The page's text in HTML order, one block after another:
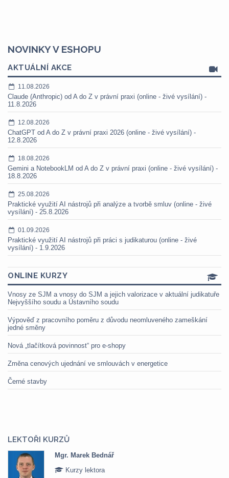
NOVINKY V ESHOPU
AKTUÁLNÍ AKCE
11.08.2026
Claude (Anthropic) od A do Z v právní praxi (online - živé vysílání) -
11.8.2026
12.08.2026
ChatGPT od A do Z v právní praxi 2026 (online - živé vysílání) -
12.8.2026
18.08.2026
Gemini a NotebookLM od A do Z v právní praxi (online - živé vysílání) -
18.8.2026
25.08.2026
Praktické využití AI nástrojů při analýze a tvorbě smluv (online - živé
vysílání) - 25.8.2026
01.09.2026
Praktické využití AI nástrojů při práci s judikaturou (online - živé
vysílání) - 1.9.2026
ONLINE KURZY
Vnosy ze SJM a vnosy do SJM a jejich valorizace v aktuální judikatuře
Nejvyššího soudu a Ústavního soudu
Výpověď z pracovního poměru z důvodu neomluveného zameškání
jedné směny
Nová „tlačítková povinnost“ pro e-shopy
Změna cenových ujednání ve smlouvách v energetice
Černé stavby
LEKTOŘI KURZŮ
Mgr. Marek Bednář
Kurzy lektora